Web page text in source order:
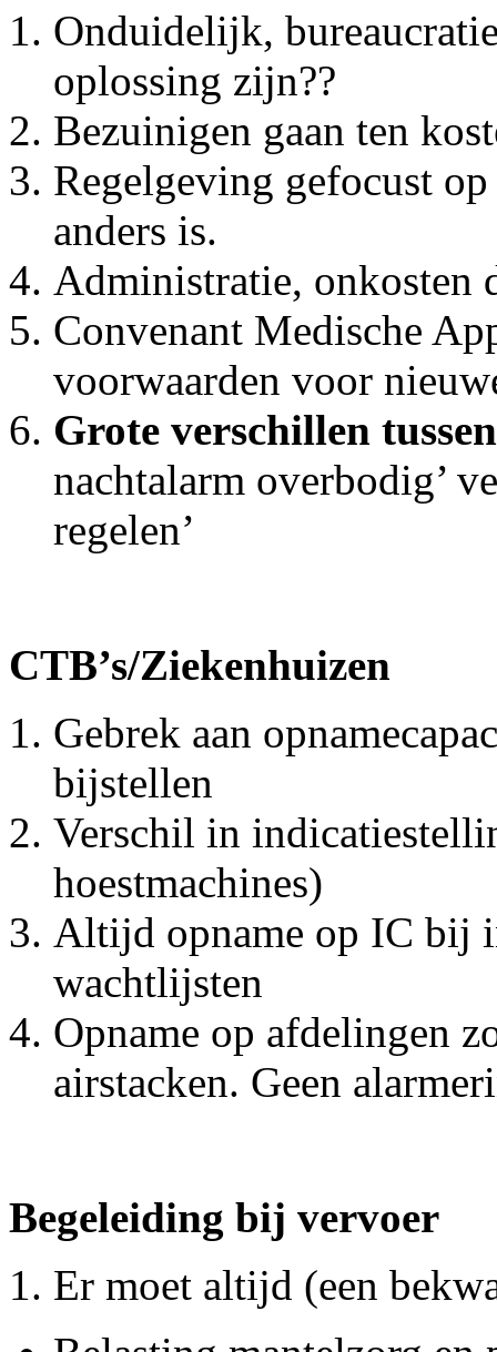
Onduidelijk,
oplossing zijn??
Bezuinigen gaan ten
Regelgeving gefocust
anders is.
Administratie, onkosten
Convenant Medische
voorwaarden voor
Grote verschillen
nachtalarm overbodig’
regelen’
CTB’s/Ziekenhuizen
Gebrek aan
bijstellen
Verschil in
hoestmachines)
Altijd opname op IC bij
wachtlijsten
Opname op afdelingen
airstacken. Geen
Begeleiding bij vervoer
Er moet altijd (een